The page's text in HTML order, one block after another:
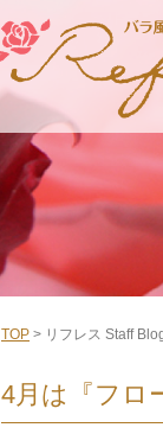
TOP > リフレス Staff
4月は『フロ